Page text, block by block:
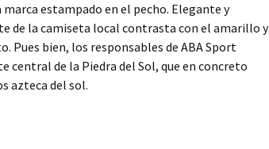
estampado en el pecho. Elegante y
de la camiseta local contrasta con el amarillo y
Pues bien, los responsables de ABA Sport
central de la Piedra del Sol, que en concreto
azteca del sol.